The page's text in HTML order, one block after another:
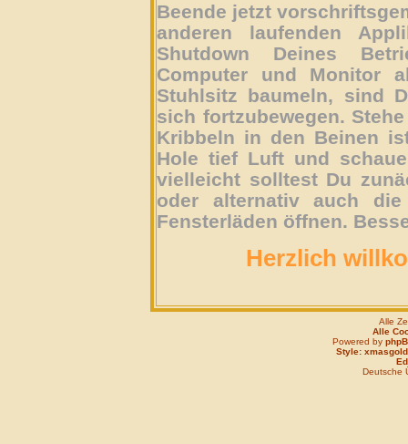
Beende jetzt
anderen laufenden
Shutdown Deines
Computer und Monitor
Stuhlsitz baumeln, sind
sich fortzubewegen.
Kribbeln in den Beinen
Hole tief Luft und
vielleicht solltest Du
oder alternativ auch
Fensterläden öffnen.
Herzlich
Alle
Alle
Powered by
Style: xmasgold
Deutsche